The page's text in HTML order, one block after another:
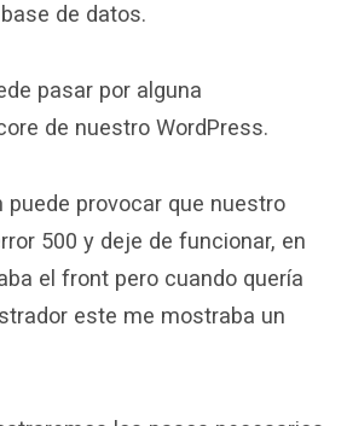
de datos.
pasar por alguna
de nuestro WordPress.
puede provocar que nuestro
500 y deje de funcionar, en
el front pero cuando quería
este me mostraba un